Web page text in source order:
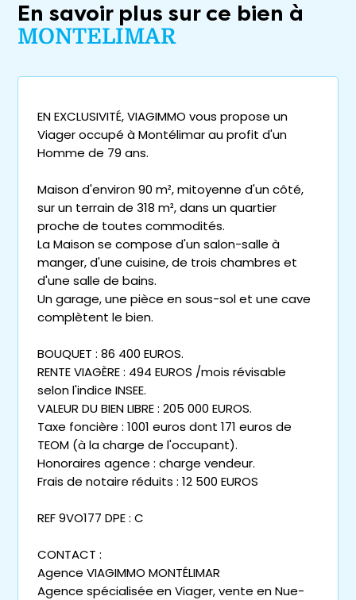
En savoir plus sur ce bien à
MONTELIMAR
EN EXCLUSIVITÉ, VIAGIMMO vous propose un
Viager occupé à Montélimar au profit d'un
Homme de 79 ans.
Maison d'environ 90 m², mitoyenne d'un côté,
sur un terrain de 318 m², dans un quartier
proche de toutes commodités.
La Maison se compose d'un salon-salle à
manger, d'une cuisine, de trois chambres et
d'une salle de bains.
Un garage, une pièce en sous-sol et une cave
complètent le bien.
BOUQUET : 86 400 EUROS.
RENTE VIAGÈRE : 494 EUROS /mois révisable
selon l'indice INSEE.
VALEUR DU BIEN LIBRE : 205 000 EUROS.
Taxe foncière : 1001 euros dont 171 euros de
TEOM (à la charge de l'occupant).
Honoraires agence : charge vendeur.
Frais de notaire réduits : 12 500 EUROS
REF 9VO177 DPE : C
CONTACT :
Agence VIAGIMMO MONTÉLIMAR
Agence spécialisée en Viager, vente en Nue-